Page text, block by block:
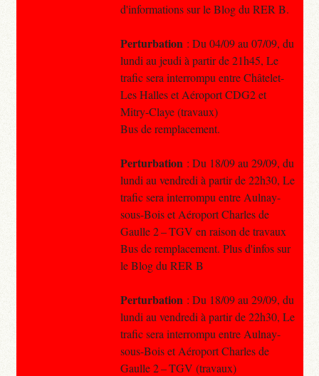
d'informations sur le Blog du RER B.
Perturbation : Du 04/09 au 07/09, du
lundi au jeudi à partir de 21h45, Le
trafic sera interrompu entre Châtelet-
Les Halles et Aéroport CDG2 et
Mitry-Claye (travaux)
Bus de remplacement.
Perturbation : Du 18/09 au 29/09, du
lundi au vendredi à partir de 22h30, Le
trafic sera interrompu entre Aulnay-
sous-Bois et Aéroport Charles de
Gaulle 2 – TGV en raison de travaux
Bus de remplacement. Plus d'infos sur
le Blog du RER B
Perturbation : Du 18/09 au 29/09, du
lundi au vendredi à partir de 22h30, Le
trafic sera interrompu entre Aulnay-
sous-Bois et Aéroport Charles de
Gaulle 2 – TGV (travaux)